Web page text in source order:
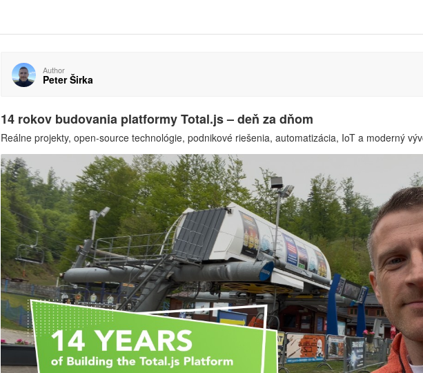
Author
Peter Širka
14 rokov budovania platformy Total.js – deň za dňom
Reálne projekty, open-source technológie, podnikové riešenia, automatizácia, IoT a moderný